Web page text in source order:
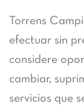
Torrens
efectuar sin
considere
cambiar,
servicios que